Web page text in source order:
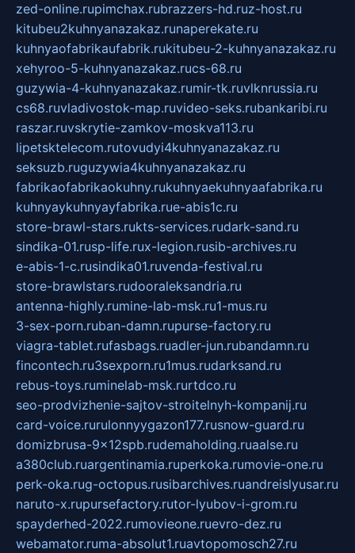
zed-online.rupimchax.rubrazzers-hd.ruz-host.ru
kitubeu2kuhnyanazakaz.runaperekate.ru
kuhnyaofabrikaufabrik.rukitubeu-2-kuhnyanazakaz.ru
xehyroo-5-kuhnyanazakaz.rucs-68.ru
guzywia-4-kuhnyanazakaz.rumir-tk.ruvlknrussia.ru
cs68.ruvladivostok-map.ruvideo-seks.rubankaribi.ru
raszar.ruvskrytie-zamkov-moskva113.ru
lipetsktelecom.rutovudyi4kuhnyanazakaz.ru
seksuzb.ruguzywia4kuhnyanazakaz.ru
fabrikaofabrikaokuhny.rukuhnyaekuhnyaafabrika.ru
kuhnyaykuhnyayfabrika.rue-abis1c.ru
store-brawl-stars.rukts-services.rudark-sand.ru
sindika-01.rusp-life.rux-legion.rusib-archives.ru
e-abis-1-c.rusindika01.ruvenda-festival.ru
store-brawlstars.rudooraleksandria.ru
antenna-highly.rumine-lab-msk.ru1-mus.ru
3-sex-porn.ruban-damn.rupurse-factory.ru
viagra-tablet.rufasbags.ruadler-jun.rubandamn.ru
fincontech.ru3sexporn.ru1mus.rudarksand.ru
rebus-toys.ruminelab-msk.rurtdco.ru
seo-prodvizhenie-sajtov-stroitelnyh-kompanij.ru
card-voice.rurulonnyygazon177.rusnow-guard.ru
domizbrusa-9x12spb.rudemaholding.ruaalse.ru
a380club.ruargentinamia.ruperkoka.rumovie-one.ru
perk-oka.rug-octopus.rusibarchives.ruandreislyusar.ru
naruto-x.rupursefactory.rutor-lyubov-i-grom.ru
spayderhed-2022.rumovieone.ruevro-dez.ru
webamator.ruma-absolut1.ruavtopomosch27.ru